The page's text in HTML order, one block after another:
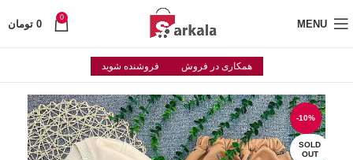
MENU
0
0 تومان
همکاری در فروش فروشنده شوید
-10%
SOLD
OUT